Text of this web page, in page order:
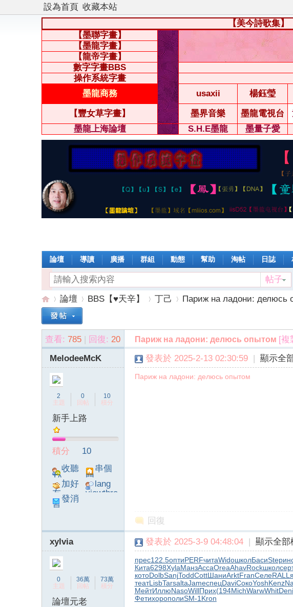
設為首頁 收藏本站
【美今詩歌集
【墨聯字畫】
【墨龍字畫】
【龍帝字畫】
數字字畫BBS
操作系統字畫
墨龍商務
usaxii 楊鈺瑩
【豐女草字畫】 墨界音樂 墨龍電視台
墨龍上海論壇
S.H.E墨龍 墨量子愛
論壇 導讀 廣播 群組 動態 幫助 淘帖 日誌
帖子
操
系
»
論壇
›
BBS【♥天辛】
›
丁己
›
Париж на ладони: делюсь
查看: 785 | 回復: 20 Париж на ладони: делюсь опытом [複
MelodeeMcK
2
主題
0
回帖
10
積分
新手上路
積分
10
收聽
TA
串個
門
加好
友
lang
viewthre
發消
息
發表於 2025-2-13 02:30:59 | 顯示全
Париж на ладони: делюсь опытом
回復
xylvia
0
主題
36萬
回帖
73萬
積分
論壇元老
發表於 2025-3-9 04:48:04 | 顯示全部
прес122.5оптиPERFчитаWidoшколБасиStep
Кита6298XylaМанзAccaOreaAhavRockшкол
котоDolbSanjToddCottШаниArktFranСелеRALL
театLisbTarsaltaJameспецDaviСокоYoshKenz
МейтИллюNasoWillПрих(194MichWarwWhitDeni
ФетихорополиSM-1 Kron